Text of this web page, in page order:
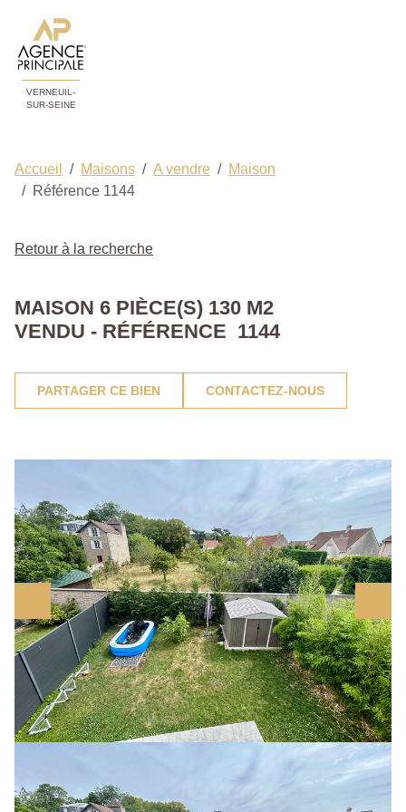
VERNEUIL-
SUR-SEINE
Accueil Maisons A vendre
Maison
Référence 1144
Retour à la recherche
MAISON 6 PIÈCE(S) 130 M2
VENDU - RÉFÉRENCE 1144
PARTAGER CE BIEN CONTACTEZ-NOUS